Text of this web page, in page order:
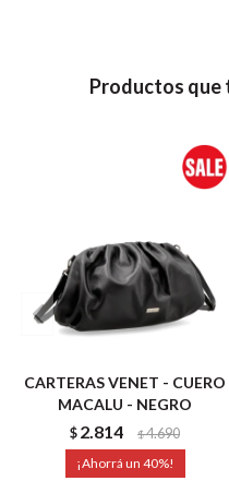
Productos que
CARTERAS VENET - CUERO
MACALU - NEGRO
$2.814 $4.690
40